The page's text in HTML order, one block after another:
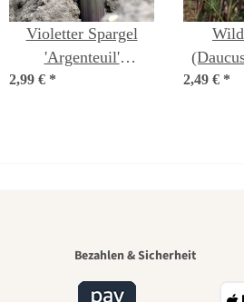
Violetter Spargel
'Argenteuil'
(Asparagus
2,99 € *
carota)
2,49 € *
Einer
Bezahlen & Sicherheit